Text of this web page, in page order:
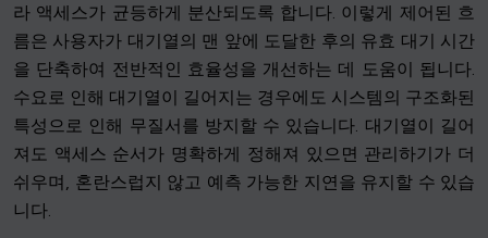
라 액세스가 균등하게 분산되도록 합니다. 이렇게 제어된 흐
름은 사용자가 대기열의 맨 앞에 도달한 후의 유효 대기 시간
을 단축하여 전반적인 효율성을 개선하는 데 도움이 됩니다.
수요로 인해 대기열이 길어지는 경우에도 시스템의 구조화된
특성으로 인해 무질서를 방지할 수 있습니다. 대기열이 길어
져도 액세스 순서가 명확하게 정해져 있으면 관리하기가 더
쉬우며, 혼란스럽지 않고 예측 가능한 지연을 유지할 수 있습
니다.